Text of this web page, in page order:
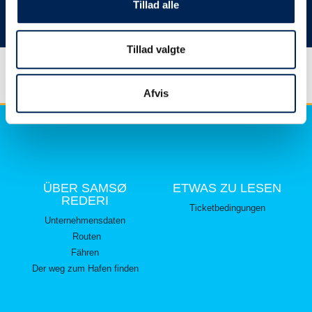
Tillad alle
Tillad valgte
Afvis
Vielen Dank für Ihr Verständnis.
ÜBER SAMSØ
REDERI
Unternehmensdaten
Routen
Fähren
Der weg zum Hafen finden
ETWAS ZU LESEN
Ticketbedingungen